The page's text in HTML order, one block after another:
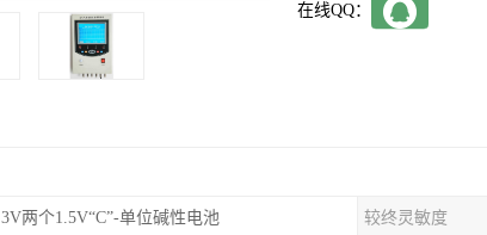
在线QQ：
3V两个1.5V“C”-单位碱性电池 较终灵敏度